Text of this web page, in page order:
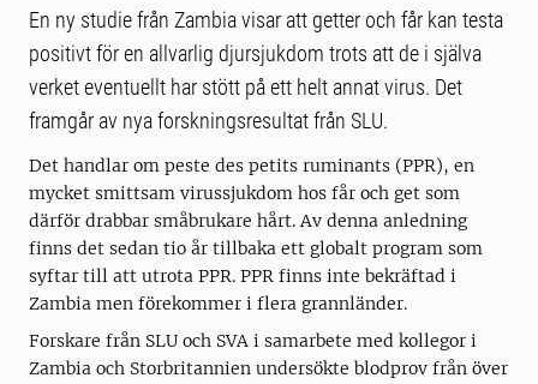
En ny studie från Zambia visar att getter och får kan testa
positivt för en allvarlig djursjukdom trots att de i själva
verket eventuellt har stött på ett helt annat virus. Det
framgår av nya forskningsresultat från SLU.
Det handlar om peste des petits ruminants (PPR), en
mycket smittsam virussjukdom hos får och get som
därför drabbar småbrukare hårt. Av denna anledning
finns det sedan tio år tillbaka ett globalt program som
syftar till att utrota PPR. PPR finns inte bekräftad i
Zambia men förekommer i flera grannländer.
Forskare från SLU och SVA i samarbete med kollegor i
Zambia och Storbritannien undersökte blodprov från över